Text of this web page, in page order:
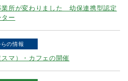
業所が変わりました 幼保連携型認定
ー
の情報
スマ）・カフェの開催